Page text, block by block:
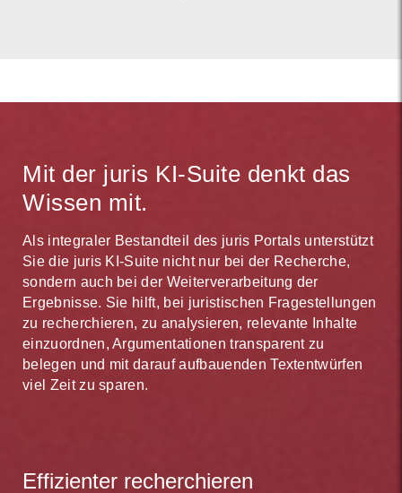
Mit der juris KI-Suite denkt das
Wissen mit.
Als integraler Bestandteil des juris Portals unterstützt
Sie die juris KI-Suite nicht nur bei der Recherche,
sondern auch bei der Weiterverarbeitung der
Ergebnisse. Sie hilft, bei juristischen Fragestellungen
zu recherchieren, zu analysieren, relevante Inhalte
einzuordnen, Argumentationen transparent zu
belegen und mit darauf aufbauenden Textentwürfen
viel Zeit zu sparen.
Effizienter recherchieren